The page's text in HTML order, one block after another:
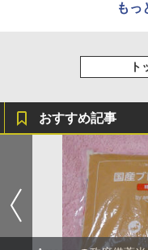
もっ
ト
おすすめ記事